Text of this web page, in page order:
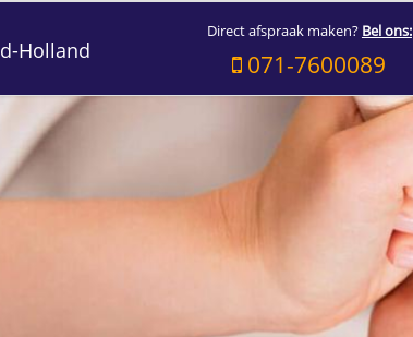
Holland
Direct afspraak maken? Bel ons:
071-7600089